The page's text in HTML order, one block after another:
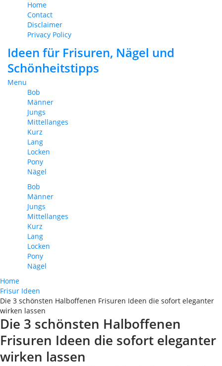
Home
Contact
Disclaimer
Privacy Policy
Ideen für Frisuren, Nägel und
Schönheitstipps
Menu
Bob
Männer
Jungs
Mittellanges
Kurz
Lang
Locken
Pony
Nägel
Bob
Männer
Jungs
Mittellanges
Kurz
Lang
Locken
Pony
Nägel
Home
Frisur Ideen
Die 3 schönsten Halboffenen Frisuren Ideen die sofort eleganter
wirken lassen
Die 3 schönsten Halboffenen
Frisuren Ideen die sofort eleganter
wirken lassen